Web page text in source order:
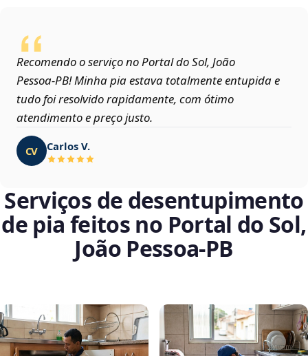
Recomendo o serviço no Portal do Sol, João
Pessoa‑PB! Minha pia estava totalmente entupida e
tudo foi resolvido rapidamente, com ótimo
atendimento e preço justo.
CV Carlos V.
Serviços de desentupimento
de pia feitos no Portal do Sol,
João Pessoa‑PB